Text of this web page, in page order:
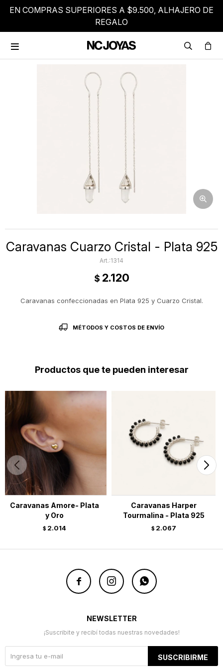
EN COMPRAS SUPERIORES A $9.500, ALHAJERO DE
REGALO

Caravanas Cuarzo Cristal - Plata 925
1314
$ 2.120
Caravanas confeccionadas en Plata 925 y Cuarzo Cristal.
MÉTODOS Y COSTOS DE ENVÍO
Productos que te pueden interesar
Caravanas Amore- Plata
y Oro
$ 2.014
Caravanas Harper
Tourmalina - Plata 925
$ 2.067
  
NEWSLETTER
¡Suscribite y recibí todas nuestras novedades!
SUSCRIBIRME